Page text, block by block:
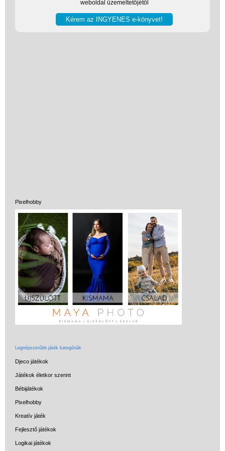
weboldal üzemeltetőjétől
Pixelhobby
Legnépszerűbb játék kategóriák
Djeco játékok
Játékok életkor szerint
Bébijátékok
Pixelhobby
Kreatív játék
Fejlesztő játékok
Logikai játékok
kedvezmény
Miért vásárolj nálunk?
Akiket támogatunk
Garancia
Játék rendelés - Az internetes
vásárlás előnyei
Reklamáció és Elállás